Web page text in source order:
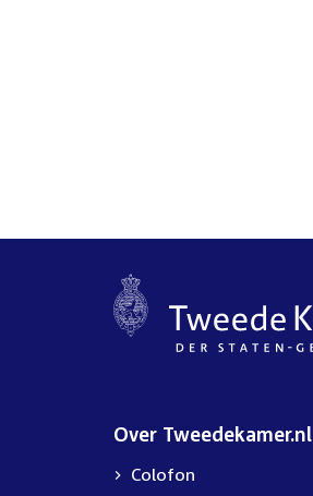
Over Tweedekamer.nl
Colofon